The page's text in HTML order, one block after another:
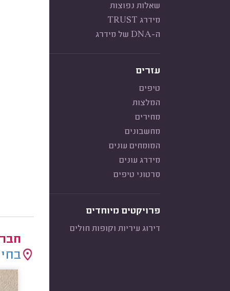
שאלות נפוצות
מידרג TRUST
ה-DNA של מידרג
עזרים
טיפים
המלצות
מחירים
מחשבונים
המומחים עונים
מידרג עונים
סרטוני טיפים
פרויקטים מיוחדים
דירוג עיריות וקופות חולים